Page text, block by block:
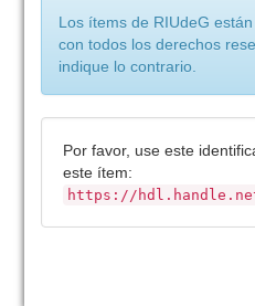
Los ítems de RIUdeG
con todos los derechos
indique lo contrario.
Por favor, use este
este ítem:
https://